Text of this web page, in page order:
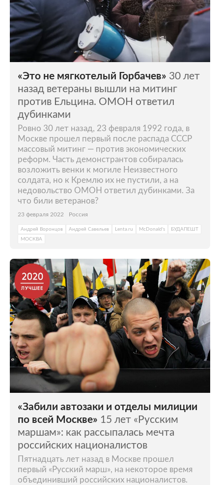
«Это не мягкотелый Горбачев» 30 лет
назад ветераны вышли на митинг
против Ельцина. ОМОН ответил
дубинками
Ровно 30 лет назад, 23 февраля 1992 года, в
Москве прошел первый после распада СССР
массовый митинг — против экономических
реформ. Часть демонстрантов собиралась
возложить венки к могиле Неизвестного
солдата, но к Кремлю их не пустили, а на
недовольство ОМОН ответил дубинками. За
что били ветеранов?
23 февраля 2022 Россия
Андрей Воронцов Андрей Савельев Lenta.ru McDonald's
БУДАПЕШТ
МОСКВА
«Забили автозаки и отделы милиции
по всей Москве» 15 лет «Русским
маршам»: как рассыпалась мечта
российских националистов
Пятнадцать лет назад в Москве прошел
первый «Русский марш», на некоторое время
объединивший российских националистов.